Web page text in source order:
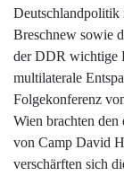
Deutschlandpolitik
Breschnew sowie
der DDR wichtige
multilaterale
Folgekonferenz
Wien brachten
von Camp David
verschärften sich